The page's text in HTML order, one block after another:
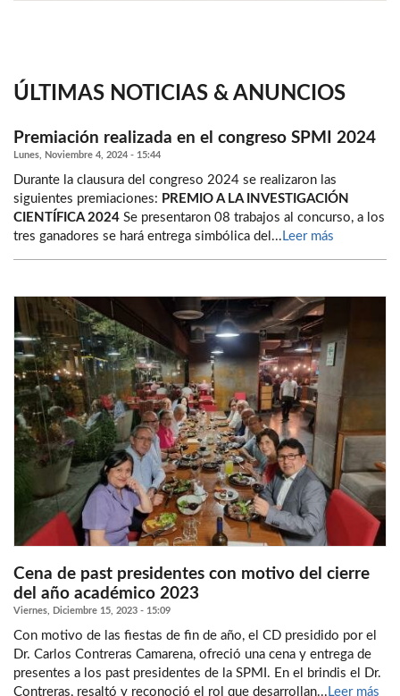
ÚLTIMAS NOTICIAS & ANUNCIOS
Premiación realizada en el congreso SPMI 2024
Lunes, Noviembre 4, 2024 - 15:44
Durante la clausura del congreso 2024 se realizaron las
siguientes premiaciones: PREMIO A LA INVESTIGACIÓN
CIENTÍFICA 2024 Se presentaron 08 trabajos al concurso, a los
tres ganadores se hará entrega simbólica del... Leer más
Cena de past presidentes con motivo del cierre
del año académico 2023
Viernes, Diciembre 15, 2023 - 15:09
Con motivo de las fiestas de fin de año, el CD presidido por el
Dr. Carlos Contreras Camarena, ofreció una cena y entrega de
presentes a los past presidentes de la SPMI. En el brindis el Dr.
Contreras, resaltó y reconoció el rol que desarrollan... Leer más